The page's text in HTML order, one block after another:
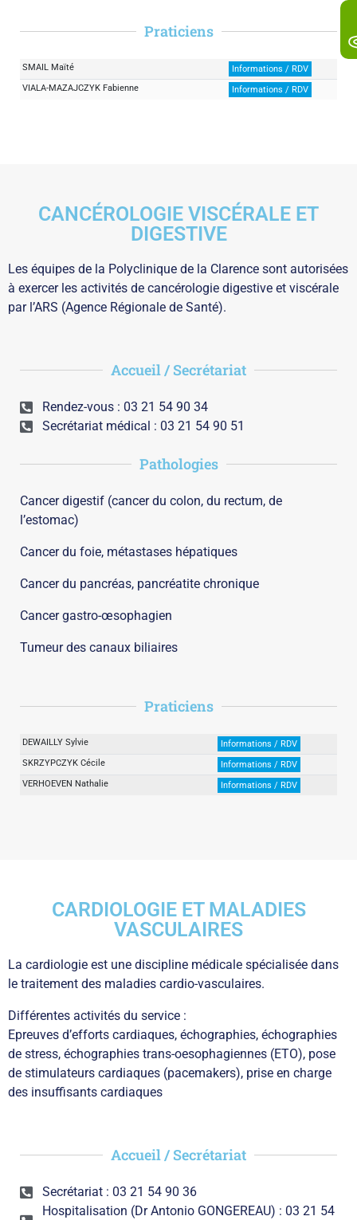
Praticiens
SMAIL Maïté
Informations / RDV
VIALA-MAZAJCZYK Fabienne
Informations / RDV
CANCÉROLOGIE VISCÉRALE ET
DIGESTIVE
Les équipes de la Polyclinique de la Clarence sont autorisées
à exercer les activités de cancérologie digestive et viscérale
par l’ARS (Agence Régionale de Santé).
Accueil / Secrétariat
Rendez-vous : 03 21 54 90 34
Secrétariat médical : 03 21 54 90 51
Pathologies
Cancer digestif (cancer du colon, du rectum, de
l’estomac)
Cancer du foie, métastases hépatiques
Cancer du pancréas, pancréatite chronique
Cancer gastro-œsophagien
Tumeur des canaux biliaires
Praticiens
DEWAILLY Sylvie
Informations / RDV
SKRZYPCZYK Cécile
Informations / RDV
VERHOEVEN Nathalie
Informations / RDV
CARDIOLOGIE ET MALADIES
VASCULAIRES
La cardiologie est une discipline médicale spécialisée dans
le traitement des maladies cardio-vasculaires.
Différentes activités du service :
Epreuves d’efforts cardiaques, échographies, échographies
de stress, échographies trans-oesophagiennes (ETO), pose
de stimulateurs cardiaques (pacemakers), prise en charge
des insuffisants cardiaques
Accueil / Secrétariat
Secrétariat : 03 21 54 90 36
Hospitalisation (Dr Antonio GONGEREAU) : 03 21 54